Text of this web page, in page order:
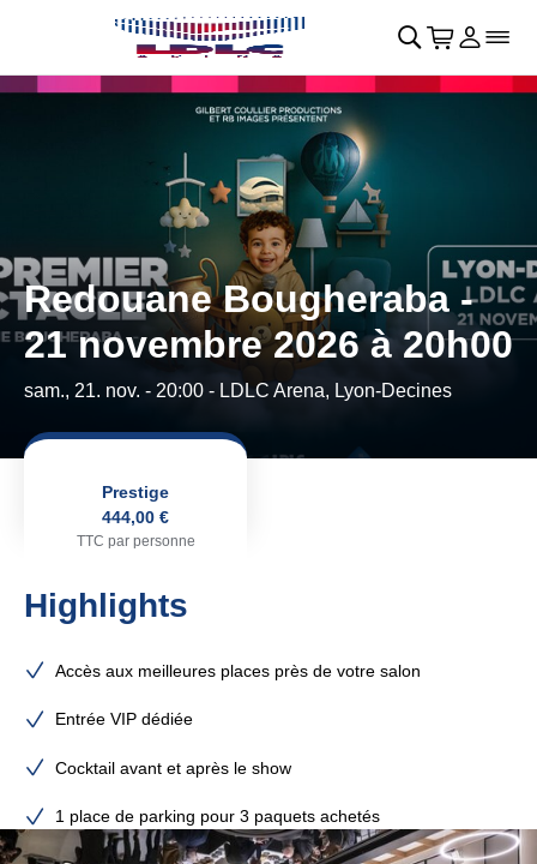
Retour au menu principal􀄫
􀊫 Cart
􀍩 Se
􀉩􀌇
Redouane Bougheraba -
21 novembre 2026 à 20h00
sam., 21. nov. - 20:00 - LDLC Arena, Lyon-Decines
Prestige
444,00 €
TTC par personne
Highlights
Accès aux meilleures places près de votre salon
Entrée VIP dédiée
Cocktail avant et après le show
1 place de parking pour 3 paquets achetés